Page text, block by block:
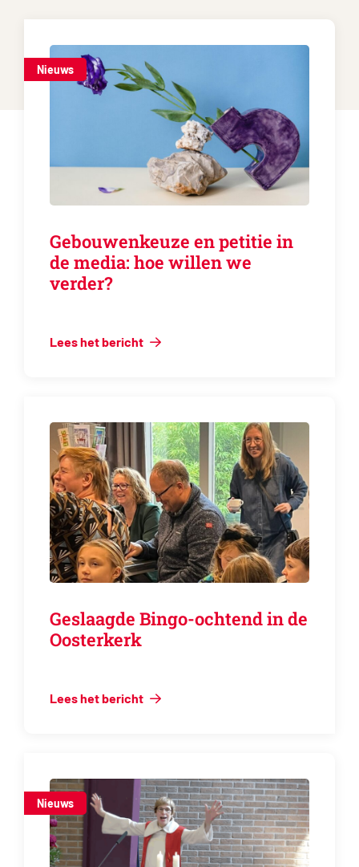
Nieuws
Gebouwenkeuze en petitie in
de media: hoe willen we
verder?
Lees het bericht
Geslaagde Bingo-ochtend in de
Oosterkerk
Lees het bericht
Nieuws